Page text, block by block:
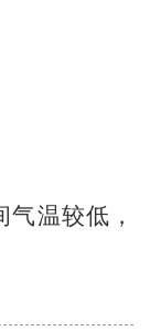
温较低，